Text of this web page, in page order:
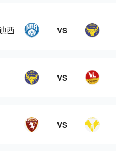
西 VS
VS
VS